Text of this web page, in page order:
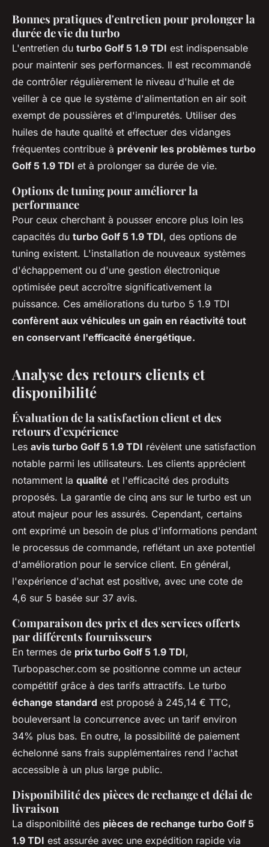
Bonnes pratiques d'entretien pour prolonger la
durée de vie du turbo
L'entretien du turbo Golf 5 1.9 TDI est indispensable
pour maintenir ses performances. Il est recommandé
de contrôler régulièrement le niveau d'huile et de
veiller à ce que le système d'alimentation en air soit
exempt de poussières et d'impuretés. Utiliser des
huiles de haute qualité et effectuer des vidanges
fréquentes contribue à prévenir les problèmes turbo
Golf 5 1.9 TDI et à prolonger sa durée de vie.
Options de tuning pour améliorer la
performance
Pour ceux cherchant à pousser encore plus loin les
capacités du turbo Golf 5 1.9 TDI, des options de
tuning existent. L'installation de nouveaux systèmes
d'échappement ou d'une gestion électronique
optimisée peut accroître significativement la
puissance. Ces améliorations du turbo 5 1.9 TDI
confèrent aux véhicules un gain en réactivité tout
en conservant l'efficacité énergétique.
Analyse des retours clients et
disponibilité
Évaluation de la satisfaction client et des
retours d’expérience
Les avis turbo Golf 5 1.9 TDI révèlent une satisfaction
notable parmi les utilisateurs. Les clients apprécient
notamment la qualité et l'efficacité des produits
proposés. La garantie de cinq ans sur le turbo est un
atout majeur pour les assurés. Cependant, certains
ont exprimé un besoin de plus d'informations pendant
le processus de commande, reflétant un axe potentiel
d'amélioration pour le service client. En général,
l'expérience d'achat est positive, avec une cote de
4,6 sur 5 basée sur 37 avis.
Comparaison des prix et des services offerts
par différents fournisseurs
En termes de prix turbo Golf 5 1.9 TDI,
Turbopascher.com se positionne comme un acteur
compétitif grâce à des tarifs attractifs. Le turbo
échange standard est proposé à 245,14 € TTC,
bouleversant la concurrence avec un tarif environ
34% plus bas. En outre, la possibilité de paiement
échelonné sans frais supplémentaires rend l'achat
accessible à un plus large public.
Disponibilité des pièces de rechange et délai de
livraison
La disponibilité des pièces de rechange turbo Golf 5
1.9 TDI est assurée avec une expédition rapide via